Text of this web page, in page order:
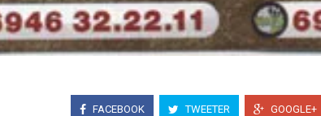
FACEBOOK TWEETER GOOGLE+